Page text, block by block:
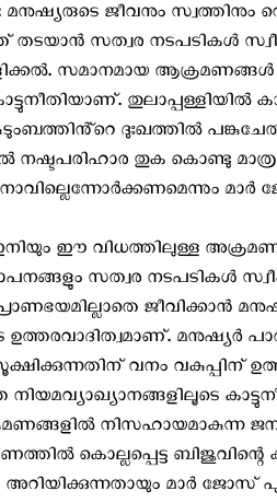
മനുഷ്യരുടെ ജീവനും സ്വത്തിനും
തടയാൻ സത്വര നടപടികൾ
സമാനമായ ആക്രമണങ്ങൾ
തുലാപ്പള്ളിയിൽ
ദുഃഖത്തിൽ
നഷ്ടപരിഹാര തുക കൊണ്ടു
മാർ
ഈ വിധത്തിലുള്ള
സത്വര നടപടികൾ
ജീവിക്കാൻ
മനുഷ്യർ
വനം വകുപ്പിന്
നിയമവ്യാഖ്യാനങ്ങളിലൂടെ
നിസഹായമാകുന്ന
കൊല്ലപ്പെട്ട
മാർ ജോസ്